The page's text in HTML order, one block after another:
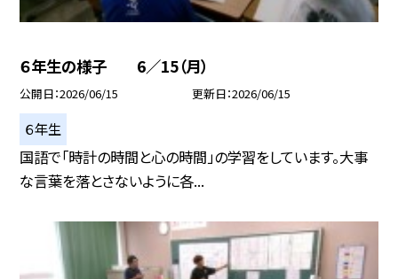
６年生の様子 6／15（月）
公開日 2026/06/15 更新日 2026/06/15
６年生
国語で「時計の時間と心の時間」の学習をしています。大事
な言葉を落とさないように各...